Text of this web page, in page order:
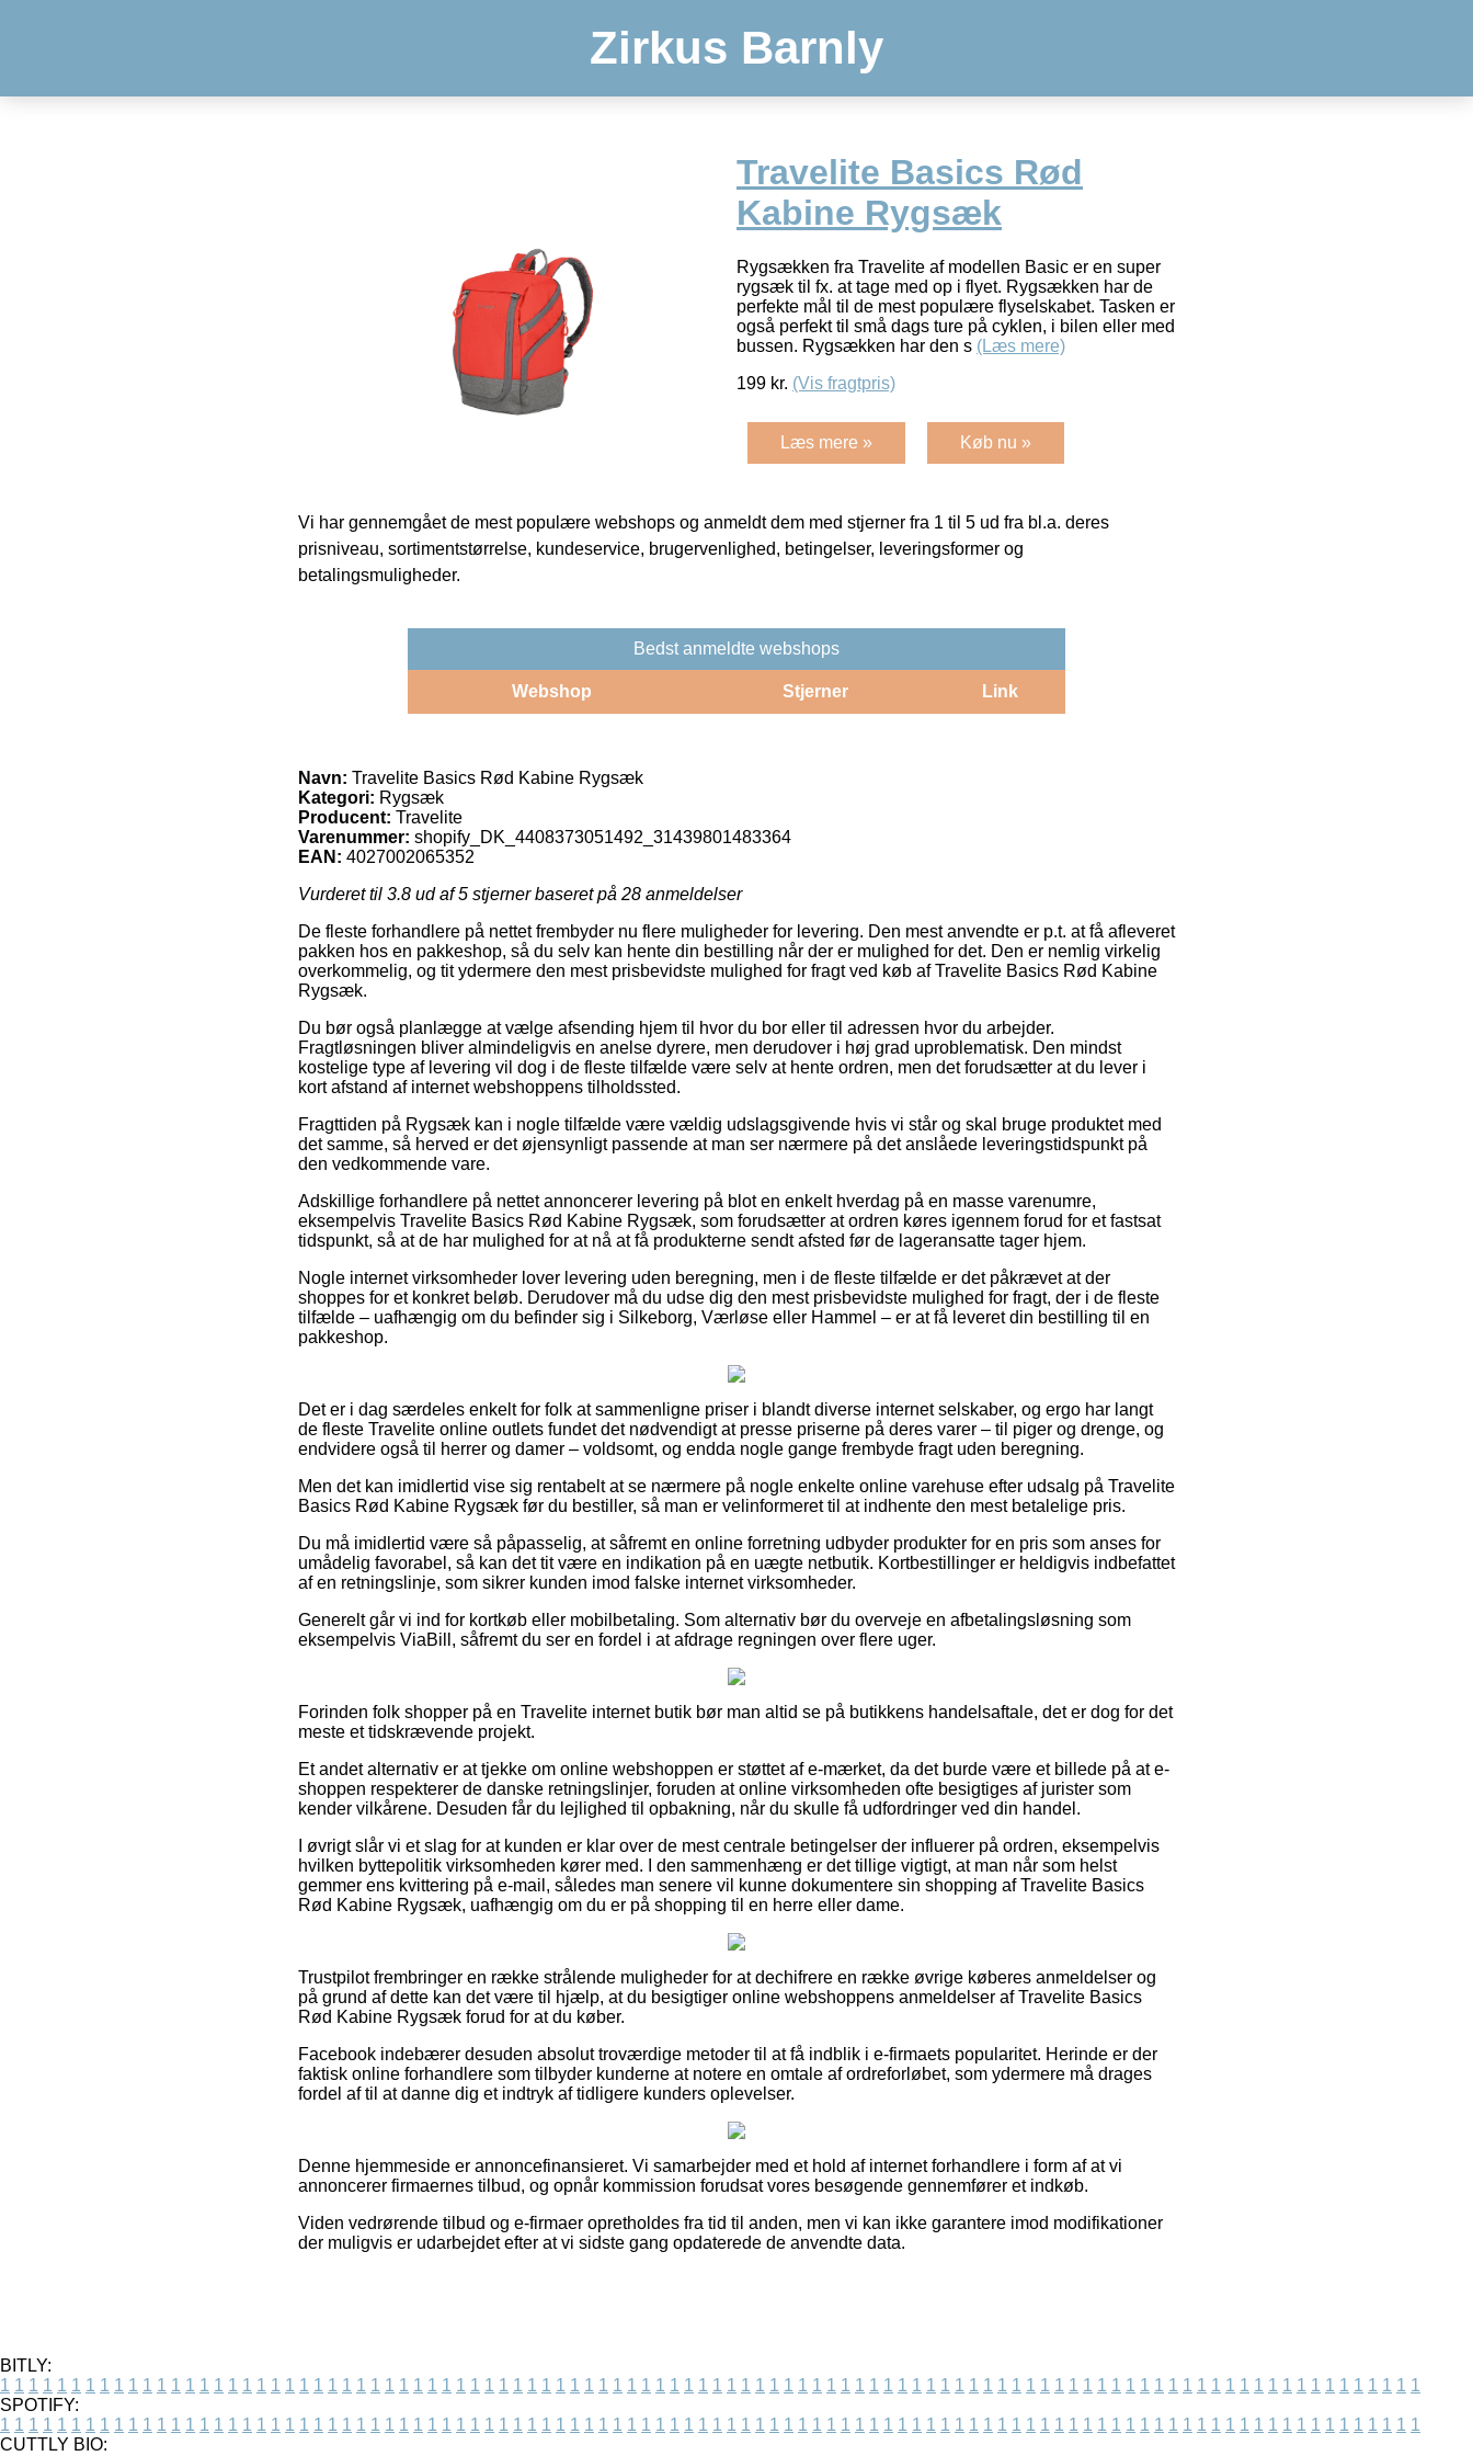
Zirkus Barnly
Travelite Basics Rød
Kabine Rygsæk
Rygsækken fra Travelite af modellen Basic er en super
rygsæk til fx. at tage med op i flyet. Rygsækken har de
perfekte mål til de mest populære flyselskabet. Tasken er
også perfekt til små dags ture på cyklen, i bilen eller med
bussen. Rygsækken har den s (Læs mere)
199 kr. (Vis fragtpris)
Læs mere » Køb nu »
Vi har gennemgået de mest populære webshops og anmeldt dem med stjerner fra 1 til 5 ud fra bl.a. deres
prisniveau, sortimentstørrelse, kundeservice, brugervenlighed, betingelser, leveringsformer og
betalingsmuligheder.
Bedst anmeldte webshops
Webshop Stjerner Link
Navn: Travelite Basics Rød Kabine Rygsæk
Kategori: Rygsæk
Producent: Travelite
Varenummer: shopify_DK_4408373051492_31439801483364
EAN: 4027002065352
Vurderet til 3.8 ud af 5 stjerner baseret på 28 anmeldelser
De fleste forhandlere på nettet frembyder nu flere muligheder for levering. Den mest anvendte er p.t. at få afleveret
pakken hos en pakkeshop, så du selv kan hente din bestilling når der er mulighed for det. Den er nemlig virkelig
overkommelig, og tit ydermere den mest prisbevidste mulighed for fragt ved køb af Travelite Basics Rød Kabine
Rygsæk.
Du bør også planlægge at vælge afsending hjem til hvor du bor eller til adressen hvor du arbejder.
Fragtløsningen bliver almindeligvis en anelse dyrere, men derudover i høj grad uproblematisk. Den mindst
kostelige type af levering vil dog i de fleste tilfælde være selv at hente ordren, men det forudsætter at du lever i
kort afstand af internet webshoppens tilholdssted.
Fragttiden på Rygsæk kan i nogle tilfælde være vældig udslagsgivende hvis vi står og skal bruge produktet med
det samme, så herved er det øjensynligt passende at man ser nærmere på det anslåede leveringstidspunkt på
den vedkommende vare.
Adskillige forhandlere på nettet annoncerer levering på blot en enkelt hverdag på en masse varenumre,
eksempelvis Travelite Basics Rød Kabine Rygsæk, som forudsætter at ordren køres igennem forud for et fastsat
tidspunkt, så at de har mulighed for at nå at få produkterne sendt afsted før de lageransatte tager hjem.
Nogle internet virksomheder lover levering uden beregning, men i de fleste tilfælde er det påkrævet at der
shoppes for et konkret beløb. Derudover må du udse dig den mest prisbevidste mulighed for fragt, der i de fleste
tilfælde – uafhængig om du befinder sig i Silkeborg, Værløse eller Hammel – er at få leveret din bestilling til en
pakkeshop.
Det er i dag særdeles enkelt for folk at sammenligne priser i blandt diverse internet selskaber, og ergo har langt
de fleste Travelite online outlets fundet det nødvendigt at presse priserne på deres varer – til piger og drenge, og
endvidere også til herrer og damer – voldsomt, og endda nogle gange frembyde fragt uden beregning.
Men det kan imidlertid vise sig rentabelt at se nærmere på nogle enkelte online varehuse efter udsalg på Travelite
Basics Rød Kabine Rygsæk før du bestiller, så man er velinformeret til at indhente den mest betalelige pris.
Du må imidlertid være så påpasselig, at såfremt en online forretning udbyder produkter for en pris som anses for
umådelig favorabel, så kan det tit være en indikation på en uægte netbutik. Kortbestillinger er heldigvis indbefattet
af en retningslinje, som sikrer kunden imod falske internet virksomheder.
Generelt går vi ind for kortkøb eller mobilbetaling. Som alternativ bør du overveje en afbetalingsløsning som
eksempelvis ViaBill, såfremt du ser en fordel i at afdrage regningen over flere uger.
Forinden folk shopper på en Travelite internet butik bør man altid se på butikkens handelsaftale, det er dog for det
meste et tidskrævende projekt.
Et andet alternativ er at tjekke om online webshoppen er støttet af e-mærket, da det burde være et billede på at e-
shoppen respekterer de danske retningslinjer, foruden at online virksomheden ofte besigtiges af jurister som
kender vilkårene. Desuden får du lejlighed til opbakning, når du skulle få udfordringer ved din handel.
I øvrigt slår vi et slag for at kunden er klar over de mest centrale betingelser der influerer på ordren, eksempelvis
hvilken byttepolitik virksomheden kører med. I den sammenhæng er det tillige vigtigt, at man når som helst
gemmer ens kvittering på e-mail, således man senere vil kunne dokumentere sin shopping af Travelite Basics
Rød Kabine Rygsæk, uafhængig om du er på shopping til en herre eller dame.
Trustpilot frembringer en række strålende muligheder for at dechifrere en række øvrige køberes anmeldelser og
på grund af dette kan det være til hjælp, at du besigtiger online webshoppens anmeldelser af Travelite Basics
Rød Kabine Rygsæk forud for at du køber.
Facebook indebærer desuden absolut troværdige metoder til at få indblik i e-firmaets popularitet. Herinde er der
faktisk online forhandlere som tilbyder kunderne at notere en omtale af ordreforløbet, som ydermere må drages
fordel af til at danne dig et indtryk af tidligere kunders oplevelser.
Denne hjemmeside er annoncefinansieret. Vi samarbejder med et hold af internet forhandlere i form af at vi
annoncerer firmaernes tilbud, og opnår kommission forudsat vores besøgende gennemfører et indkøb.
Viden vedrørende tilbud og e-firmaer opretholdes fra tid til anden, men vi kan ikke garantere imod modifikationer
der muligvis er udarbejdet efter at vi sidste gang opdaterede de anvendte data.
BITLY:
1 1 1 1 1 1 1 1 1 1 1 1 1 1 1 1 1 1 1 1 1 1 1 1 1 1 1 1 1 1 1 1 1 1 1 1 1 1 1 1 1 1 1 1 1 1 1 1 1 1 1 1 1 1 1 1 1 1 1 1 1 1 1 1 1 1 1 1 1 1 1 1 1 1 1 1 1 1 1 1 1 1 1 1 1 1 1 1 1 1 1 1 1 1 1 1 1 1 1 1
SPOTIFY:
1 1 1 1 1 1 1 1 1 1 1 1 1 1 1 1 1 1 1 1 1 1 1 1 1 1 1 1 1 1 1 1 1 1 1 1 1 1 1 1 1 1 1 1 1 1 1 1 1 1 1 1 1 1 1 1 1 1 1 1 1 1 1 1 1 1 1 1 1 1 1 1 1 1 1 1 1 1 1 1 1 1 1 1 1 1 1 1 1 1 1 1 1 1 1 1 1 1 1 1
CUTTLY BIO: